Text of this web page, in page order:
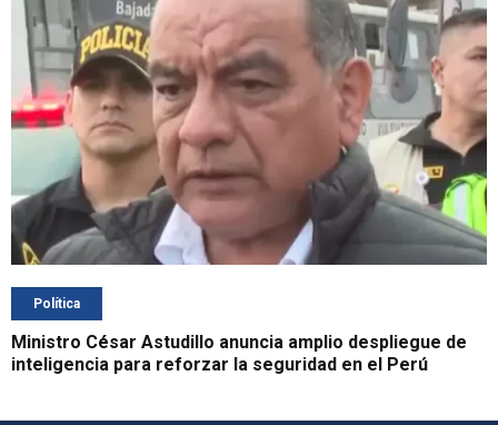
Política
Ministro César Astudillo anuncia amplio despliegue de
inteligencia para reforzar la seguridad en el Perú